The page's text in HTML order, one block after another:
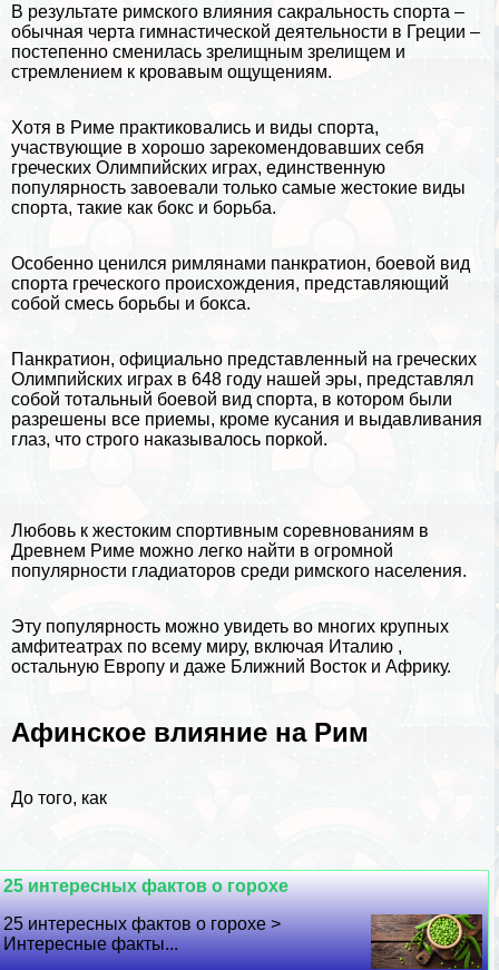
В результате римского влияния сакральность спорта –
обычная черта гимнастической деятельности в Греции –
постепенно сменилась зрелищным зрелищем и
стремлением к кровавым ощущениям.
Хотя в Риме пpaктиковались и виды спорта,
участвующие в хорошо зарекомендовавших себя
греческих Олимпийских играх, единственную
популярность завоевали только самые жестокие виды
спорта, такие как бокс и борьба.
Особенно ценился римлянами панкратион, боевой вид
спорта греческого происхождения, представляющий
собой смесь борьбы и бокса.
Панкратион, официально представленный на греческих
Олимпийских играх в 648 году нашей эры, представлял
собой тотальный боевой вид спорта, в котором были
разрешены все приемы, кроме кусания и выдавливания
глаз, что строго наказывалось поркой.
Любовь к жестоким спортивным соревнованиям в
Древнем Риме можно легко найти в огромной
популярности гладиаторов среди римского населения.
Эту популярность можно увидеть во многих крупных
амфитеатрах по всему миру, включая Италию ,
остальную Европу и даже Ближний Восток и Африку.
Афинское влияние на Рим
До того, как
25 интересных фактов о горохе
25 интересных фактов о горохе >
Интересные факты...